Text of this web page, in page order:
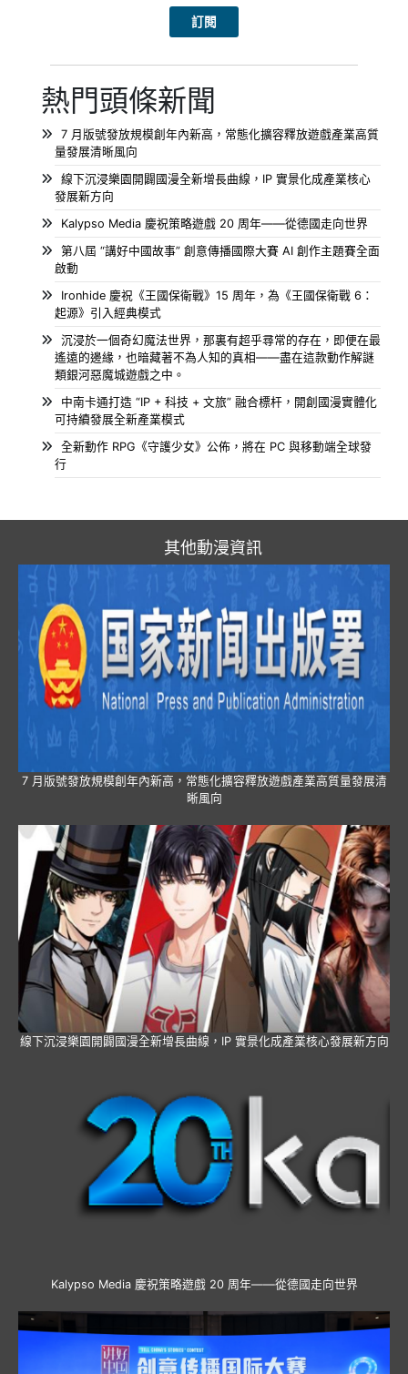
熱門頭條新聞
7 月版號發放規模創年內新高，常態化擴容釋放遊戲產業高質
量發展清晰風向
線下沉浸樂園開闢國漫全新增長曲線，IP 實景化成產業核心
發展新方向
Kalypso Media 慶祝策略遊戲 20 周年——從德國走向世界
第八屆 “講好中國故事” 創意傳播國際大賽 AI 創作主題賽全面
啟動
Ironhide 慶祝《王國保衛戰》15 周年，為《王國保衛戰 6：
起源》引入經典模式
沉浸於一個奇幻魔法世界，那裏有超乎尋常的存在，即便在最
遙遠的邊緣，也暗藏著不為人知的真相——盡在這款動作解謎
類銀河惡魔城遊戲之中。
中南卡通打造 “IP + 科技 + 文旅” 融合標杆，開創國漫實體化
可持續發展全新產業模式
全新動作 RPG《守護少女》公佈，將在 PC 與移動端全球發
行
其他動漫資訊
7 月版號發放規模創年內新高，常態化擴容釋放遊戲產業高質量發展清
晰風向
線下沉浸樂園開闢國漫全新增長曲線，IP 實景化成產業核心發展新方向
Kalypso Media 慶祝策略遊戲 20 周年——從德國走向世界